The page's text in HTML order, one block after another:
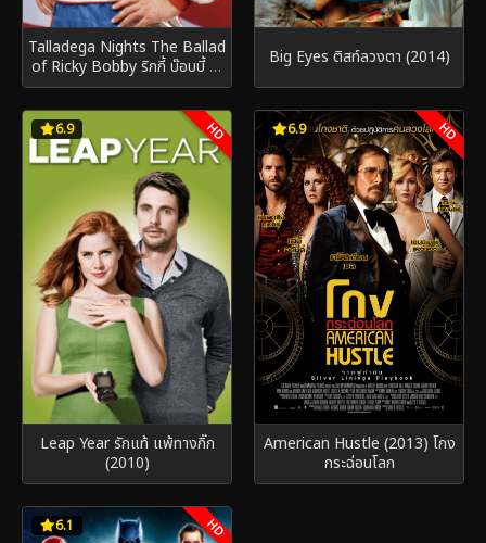
Talladega Nights The Ballad
of Ricky Bobby ริกกี้ บ๊อบบี้ ซ่า
ส์ตัวจริง ซิ่งกระเจิง (2006)
Big Eyes ติสท์ลวงตา (2014)
6.9 HD
Leap Year รักแท้ แพ้ทางกิ๊ก
(2010)
6.9 HD
American Hustle (2013) โกง
กระฉ่อนโลก
6.1 HD